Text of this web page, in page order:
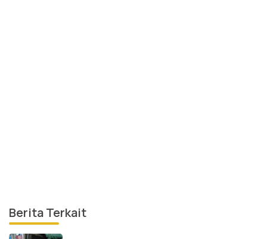
Berita Terkait